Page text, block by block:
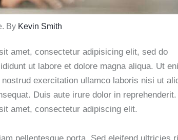
By Kevin Smith
amet, consectetur adipisicing elit, sed do
ut labore et dolore magna aliqua. Ut
exercitation ullamco laboris nisi ut
Duis aute irure dolor in reprehenderit.
amet, consectetur adipiscing elit.
pellentesque porta. Sed eleifend ultricies